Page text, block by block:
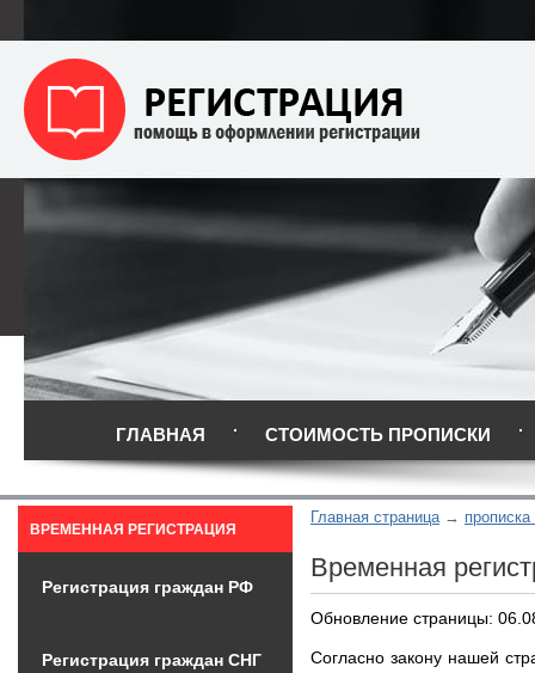
ГЛАВНАЯ СТОИМОСТЬ ПРОПИСКИ
Главная страница
Временная
Обновление страницы:
Согласно закону нашей
ВРЕМЕННАЯ РЕГИСТРАЦИЯ
Регистрация граждан РФ
Регистрация граждан СНГ